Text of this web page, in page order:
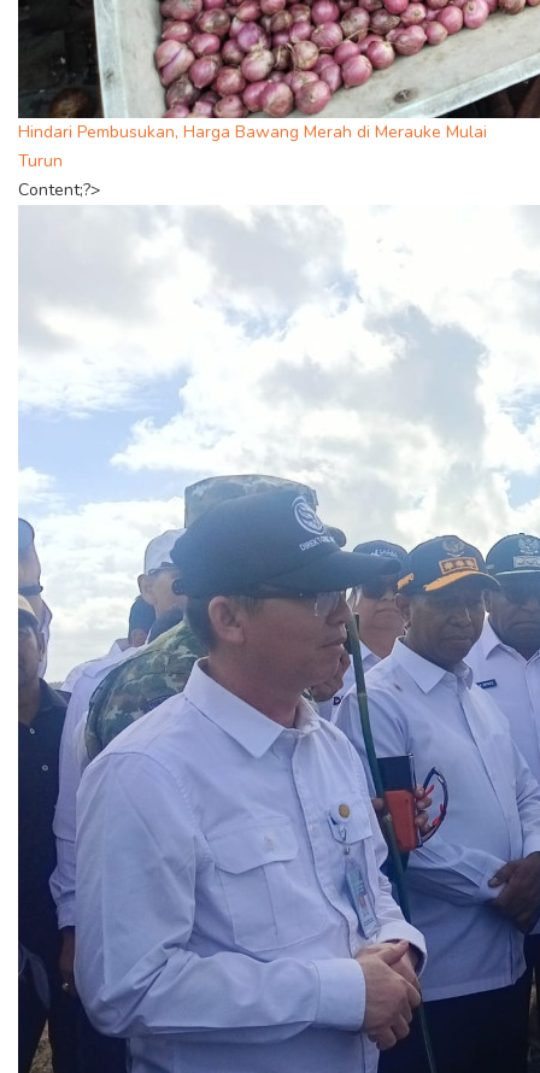
Hindari Pembusukan, Harga Bawang Merah di Merauke Mulai
Turun
Content;?>